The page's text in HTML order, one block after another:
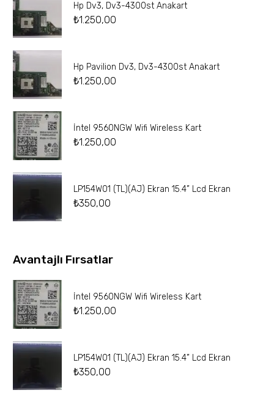
Hp Dv3, Dv3-4300st Anakart
₺1.250,00
Hp Pavilion Dv3, Dv3-4300st Anakart
₺1.250,00
İntel 9560NGW Wifi Wireless Kart
₺1.250,00
LP154W01 (TL)(AJ) Ekran 15.4” Lcd Ekran
₺350,00
Avantajlı Fırsatlar
İntel 9560NGW Wifi Wireless Kart
₺1.250,00
LP154W01 (TL)(AJ) Ekran 15.4” Lcd Ekran
₺350,00